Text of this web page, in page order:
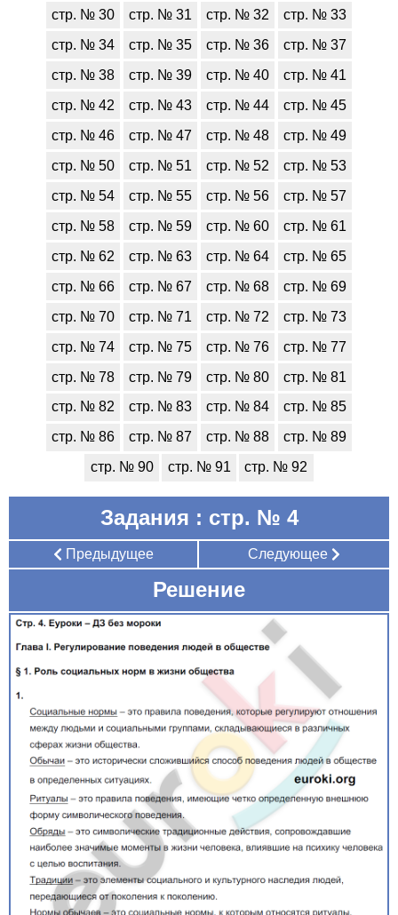
стр. № 30
стр. № 31 стр. № 32
стр. № 33
стр. № 34
стр. № 35 стр. № 36
стр. № 37
стр. № 38
стр. № 39 стр. № 40
стр. № 41
стр. № 42
стр. № 43 стр. № 44
стр. № 45
стр. № 46
стр. № 47 стр. № 48
стр. № 49
стр. № 50
стр. № 51 стр. № 52
стр. № 53
стр. № 54
стр. № 55 стр. № 56
стр. № 57
стр. № 58
стр. № 59 стр. № 60
стр. № 61
стр. № 62
стр. № 63 стр. № 64
стр. № 65
стр. № 66
стр. № 67 стр. № 68
стр. № 69
стр. № 70
стр. № 71 стр. № 72
стр. № 73
стр. № 74
стр. № 75 стр. № 76
стр. № 77
стр. № 78
стр. № 79 стр. № 80
стр. № 81
стр. № 82
стр. № 83 стр. № 84
стр. № 85
стр. № 86
стр. № 87 стр. № 88
стр. № 89
стр. № 90
стр. № 91 стр. № 92
Задания : стр. № 4
Предыдущее Следующее
Решение